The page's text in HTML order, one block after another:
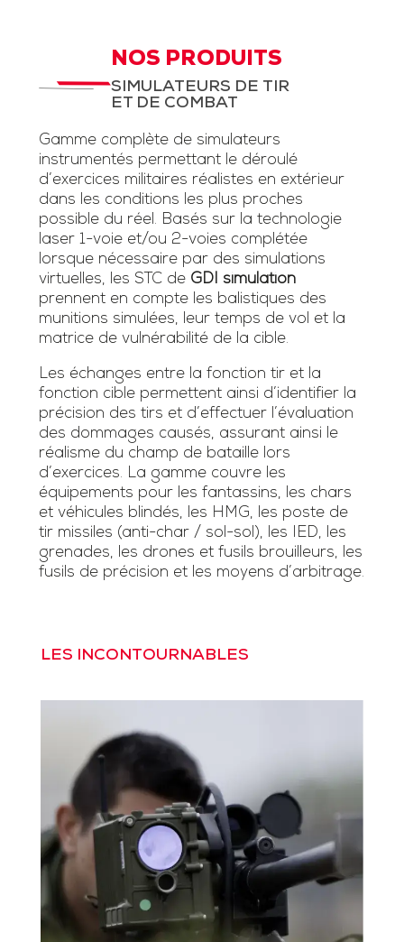
NOS PRODUITS
SIMULATEURS DE TIR
ET DE COMBAT
Gamme complète de simulateurs
instrumentés permettant le déroulé
d’exercices militaires réalistes en extérieur
dans les conditions les plus proches
possible du réel. Basés sur la technologie
laser 1-voie et/ou 2-voies complétée
lorsque nécessaire par des simulations
virtuelles, les STC de GDI simulation
prennent en compte les balistiques des
munitions simulées, leur temps de vol et la
matrice de vulnérabilité de la cible.
Les échanges entre la fonction tir et la
fonction cible permettent ainsi d’identifier la
précision des tirs et d’effectuer l’évaluation
des dommages causés, assurant ainsi le
réalisme du champ de bataille lors
d’exercices. La gamme couvre les
équipements pour les fantassins, les chars
et véhicules blindés, les HMG, les poste de
tir missiles (anti-char / sol-sol), les IED, les
grenades, les drones et fusils brouilleurs, les
fusils de précision et les moyens d’arbitrage.
LES INCONTOURNABLES